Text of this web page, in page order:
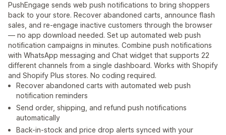
PushEngage sends web push notifications to bring shoppers
back to your store. Recover abandoned carts, announce flash
sales, and re-engage inactive customers through the browser
— no app download needed. Set up automated web push
notification campaigns in minutes. Combine push notifications
with WhatsApp messaging and Chat widget that supports 22
different channels from a single dashboard. Works with Shopify
and Shopify Plus stores. No coding required.
Recover abandoned carts with automated web push
notification reminders
Send order, shipping, and refund push notifications
automatically
Back-in-stock and price drop alerts synced with your